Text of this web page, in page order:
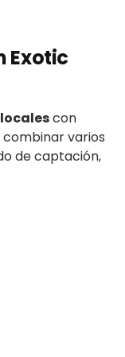
Exotic
con
combinar varios
de captación,